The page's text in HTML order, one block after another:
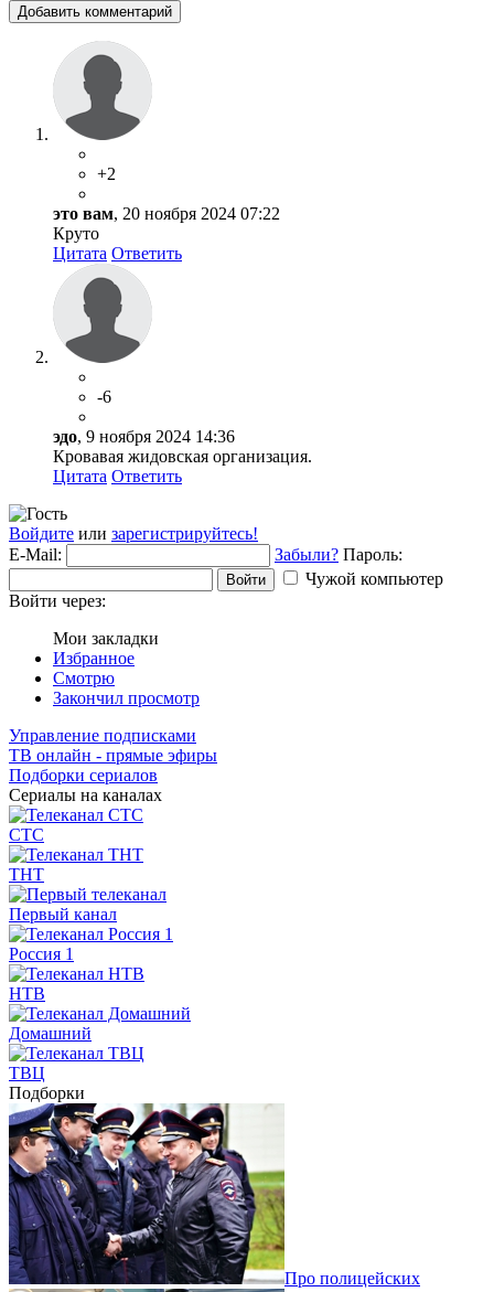
Добавить комментарий
+2
это вам, 20 ноября 2024 07:22
Круто
Цитата Ответить
-6
эдо, 9 ноября 2024 14:36
Кровавая жидовская организация.
Цитата Ответить
Войдите или зарегистрируйтесь!
E-Mail:
Забыли? Пароль:
Войти
Чужой компьютер
Войти через:
Мои закладки
Избранное
Смотрю
Закончил просмотр
Управление подписками
ТВ онлайн - прямые эфиры
Подборки сериалов
Сериалы на каналах
СТС
ТНТ
Первый канал
Россия 1
НТВ
Домашний
ТВЦ
Подборки
Про полицейских